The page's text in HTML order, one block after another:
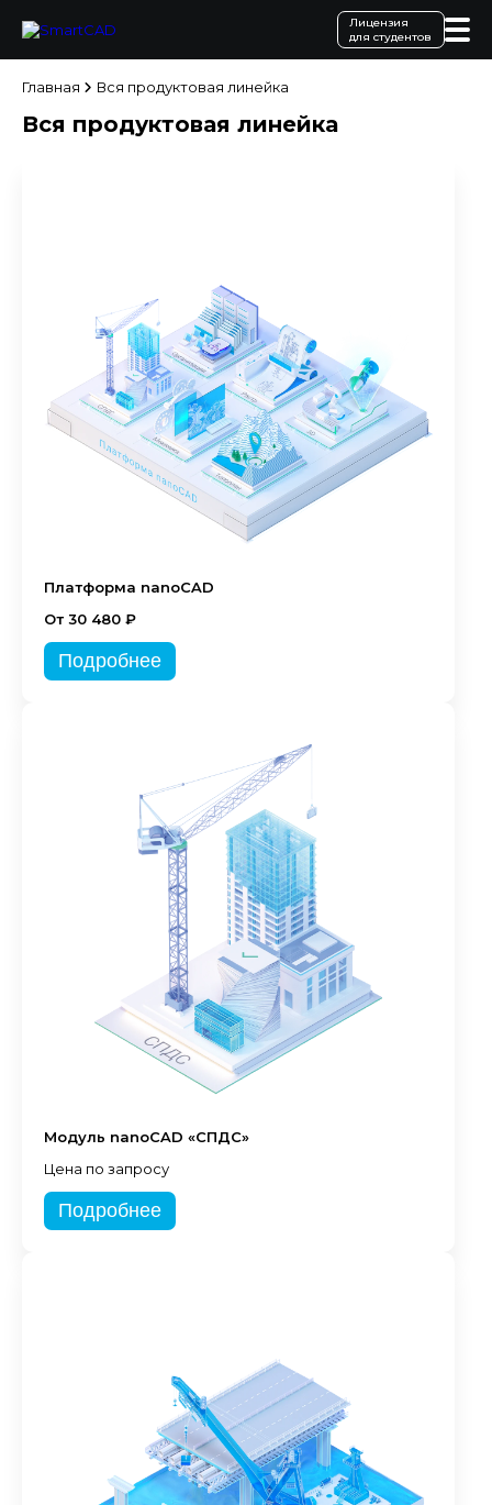
Лицензия
для студентов
Главная Вся продуктовая линейка
Вся продуктовая линейка
Платформа nanoCAD
От 30 480 ₽
Подробнее
Модуль nanoCAD «СПДС»
Цена по запросу
Подробнее